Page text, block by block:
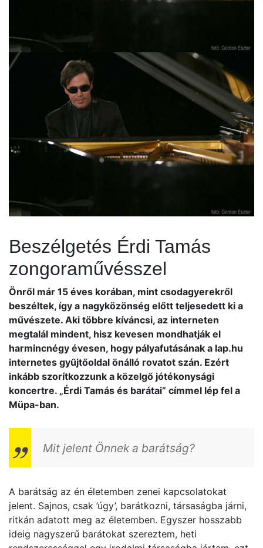
Beszélgetés Érdi Tamás
zongoraművésszel
Önről már 15 éves korában, mint csodagyerekről
beszéltek, így a nagyközönség előtt teljesedett ki a
művészete. Aki többre kíváncsi, az interneten
megtalál mindent, hisz kevesen mondhatják el
harmincnégy évesen, hogy pályafutásának a lap.hu
internetes gyűjtőoldal önálló rovatot szán. Ezért
inkább szorítkozzunk a közelgő jótékonysági
koncertre. „Érdi Tamás és barátai” címmel lép fel a
Müpa-ban.
Mit jelent Önnek a barátság?
A barátság az én életemben zenei kapcsolatokat
jelent. Sajnos, csak ’úgy’, barátkozni, társaságba járni,
ritkán adatott meg az életemben. Egyszer hosszabb
ideig nagyszerű barátokat szereztem, heti